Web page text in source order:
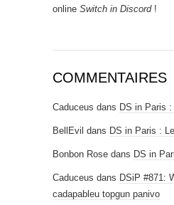
online Switch in Discord!
COMMENTAIRES
Caduceus dans DS in Paris
BellEvil dans DS in Paris :
Bonbon Rose dans DS in
Caduceus dans DSiP #871:
cadapableu topgun panivo